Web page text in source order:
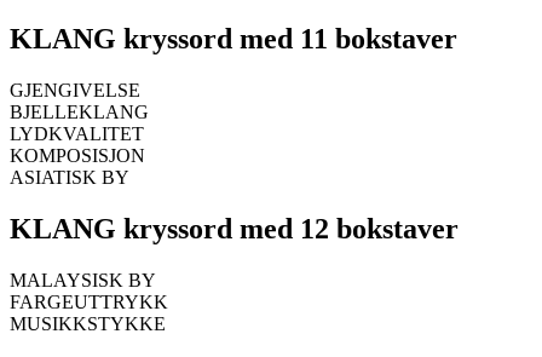
KLANG kryssord med 11 bokstaver
GJENGIVELSE
BJELLEKLANG
LYDKVALITET
KOMPOSISJON
ASIATISK BY
KLANG kryssord med 12 bokstaver
MALAYSISK BY
FARGEUTTRYKK
MUSIKKSTYKKE